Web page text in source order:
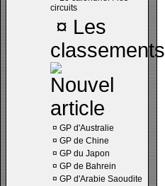
circuits
¤ Les
classements
¤ GP d'Australie
¤ GP de Chine
¤ GP du Japon
¤ GP de Bahrein
¤ GP d'Arabie Saoudite